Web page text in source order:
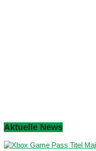
Aktuelle News